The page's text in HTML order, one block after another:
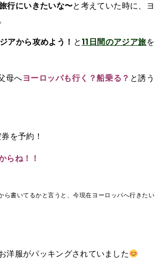
行にいきたいな〜と考えていた時に、ヨ
アから攻めよう！ と 11日間のアジア旅を
母へヨーロッパも行く？船乗る？ と誘う
を予約！
らね！！
ら書いてるかと言うと、今現在ヨーロッパへ行きたい
洋服がパッキングされていました